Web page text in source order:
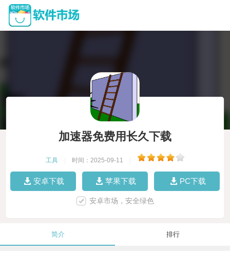
加速器免费用长久下载
工具 时间：2025-09-11
安卓下载 苹果下载 PC下载
安卓市场，安全绿色
简介 排行